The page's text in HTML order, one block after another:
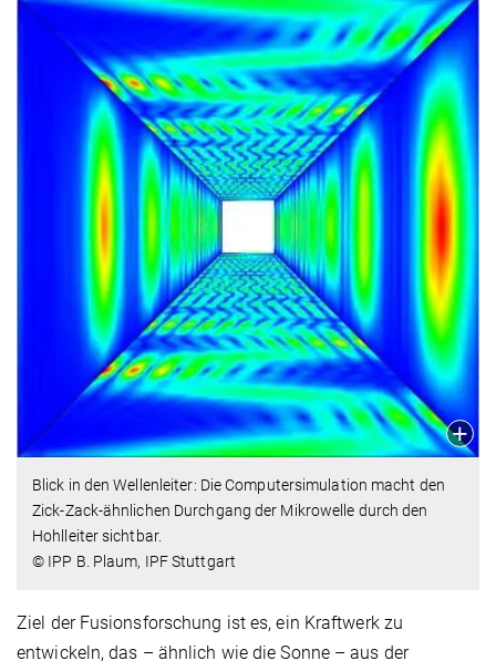
Blick in den Wellenleiter: Die Computersimulation macht den
Zick-Zack-ähnlichen Durchgang der Mikrowelle durch den
Hohlleiter sichtbar.
© IPP B. Plaum, IPF Stuttgart
Ziel der Fusionsforschung ist es, ein Kraftwerk zu
entwickeln, das – ähnlich wie die Sonne – aus der